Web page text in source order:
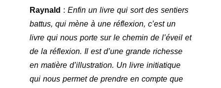
Raynald : Enfin un livre qui sort des sentiers
battus, qui mène à une réflexion, c’est un
livre qui nous porte sur le chemin de l’éveil et
de la réflexion. Il est d’une grande richesse
en matière d’illustration. Un livre initiatique
qui nous permet de prendre en compte que